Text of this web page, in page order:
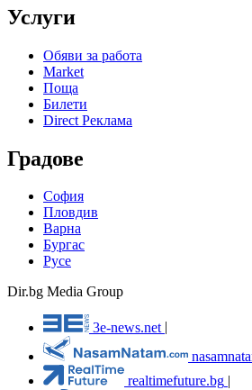
Услуги
Обяви за работа
Market
Поща
Билети
Direct Реклама
Градове
София
Пловдив
Варна
Бургас
Русе
Dir.bg Media Group
3e-news.net
realtimefuture.bg |